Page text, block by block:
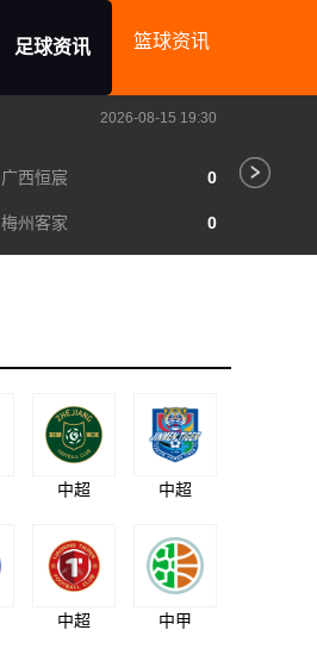
足球资讯 篮球资讯
2026-08-15 19:30
广西恒宸 0
梅州客家 0
中超 中超
中超 中甲